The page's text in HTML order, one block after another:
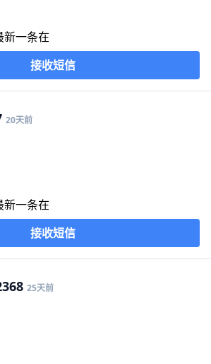
新一条在
接收短信
20天前
新一条在
接收短信
25天前